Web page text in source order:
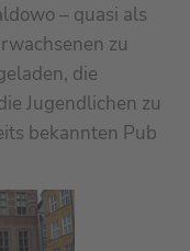
– quasi als
zu
die
Jugendlichen zu
bekannten Pub